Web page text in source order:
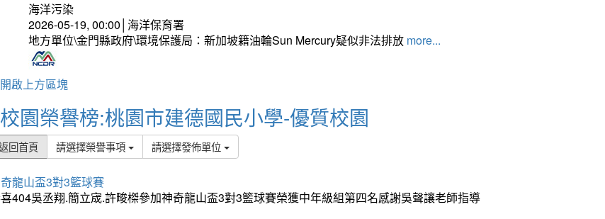
海洋污染
2026-05-19, 00:00│海洋保育署
地方單位\金門縣政府\環境保護局：新加坡籍油輪Sun Mercury疑似非法排放 more...
開啟上方區塊
校園榮譽榜:桃園市建德國民小學-優質校園
回首頁 請選擇榮譽事項 請選擇發佈單位
龍山盃3對3籃球賽
404吳丞翔.簡立宬.許畯榤參加神奇龍山盃3對3籃球賽榮獲中年級組第四名感謝吳聲讓老師指導